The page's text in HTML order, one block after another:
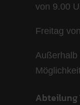
von 9.00
Freitag
Außerhalb
Abteilung